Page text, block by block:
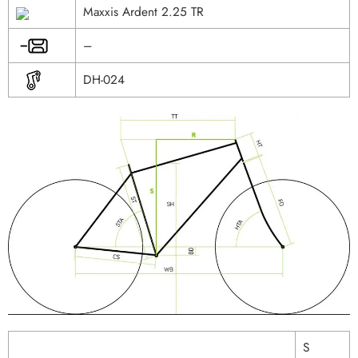
Maxxis Ardent 2.25 TR
–
DH-024
S